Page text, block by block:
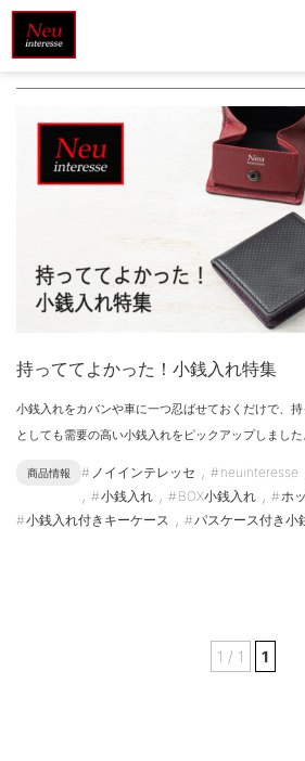
持っててよかった！小銭入れ特集
小銭入れをカバンや車に一つ忍ばせておくだけで、
としても需要の高い小銭入れをピックアップしました
商品情報 ノイインテレッセ , neuinteresse
, 小銭入れ , BOX小銭入れ , ホ
小銭入れ付きキーケース ,
パスケース付き小
1 / 1 1